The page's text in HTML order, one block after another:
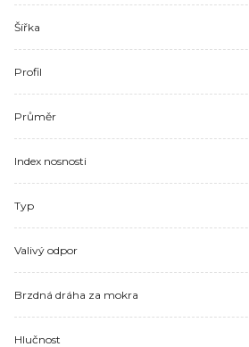
Šířka
Profil
Průměr
Index nosnosti
Typ
Valivý odpor
Brzdná dráha za mokra
Hlučnost